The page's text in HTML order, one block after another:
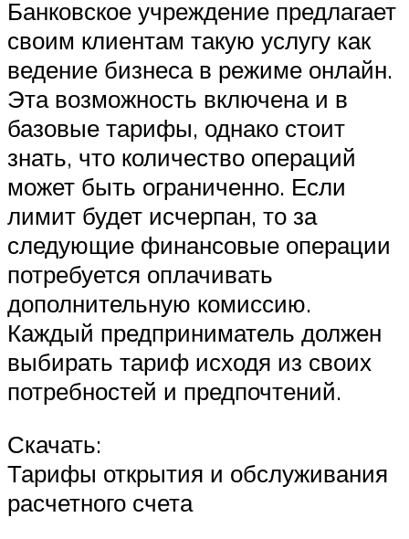
Банковское учреждение предлагает
своим клиентам такую услугу как
ведение бизнеса в режиме онлайн.
Эта возможность включена и в
базовые тарифы, однако стоит
знать, что количество операций
может быть ограниченно. Если
лимит будет исчерпан, то за
следующие финансовые операции
потребуется оплачивать
дополнительную комиссию.
Каждый предприниматель должен
выбирать тариф исходя из своих
потребностей и предпочтений.
Скачать:
Тарифы открытия и обслуживания
расчетного счета